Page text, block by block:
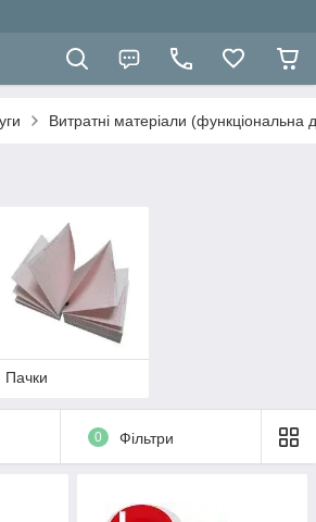
Витратні матеріали (функціональна
Пачки
0 Фільтри